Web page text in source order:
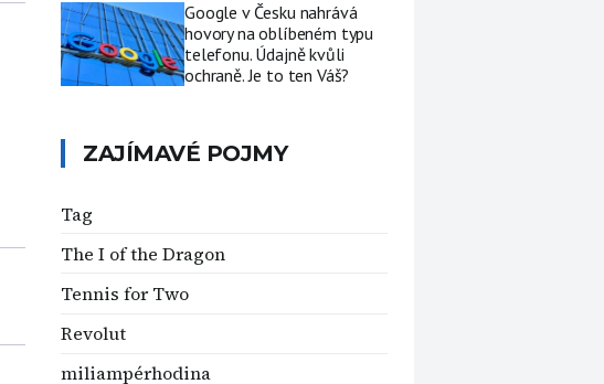
Google v Česku nahrává
hovory na oblíbeném typu
telefonu. Údajně kvůli
ochraně. Je to ten Váš?
ZAJÍMAVÉ POJMY
Tag
The I of the Dragon
Tennis for Two
Revolut
miliampérhodina